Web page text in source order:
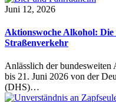
Juni 12, 2026
Aktionswoche Alkohol:
Straßenverkehr
Anlässlich der
bis 21. Juni 2026 von der
(DHS)…